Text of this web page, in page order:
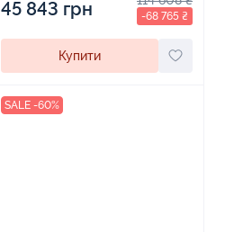
45 843 грн -68 765 ₴
Купити
SALE -60%